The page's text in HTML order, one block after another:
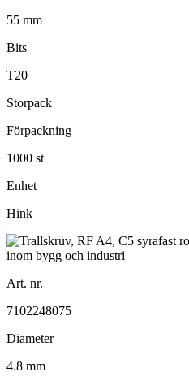
55 mm
Bits
T20
Storpack
Förpackning
1000 st
Enhet
Hink
Art. nr.
7102248075
Diameter
4.8 mm